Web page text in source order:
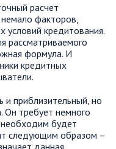
расчет
факторов,
условий кредитования.
рассматриваемого
формула. И
кредитных
приблизительный, но
Он требует немного
будет
следующим образом –
данная